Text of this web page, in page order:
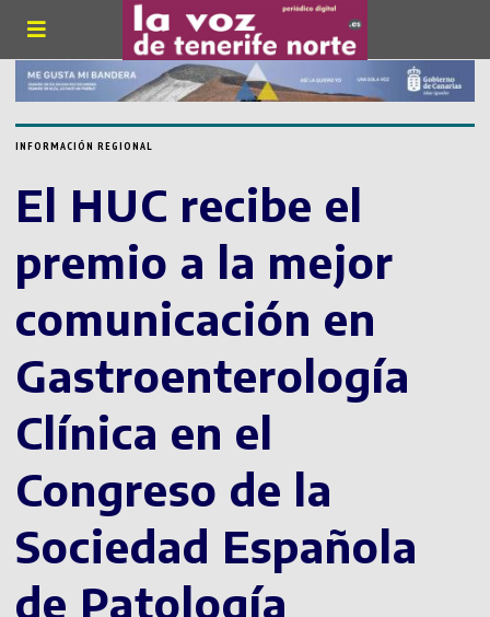
INFORMACIÓN REGIONAL
El HUC recibe el
premio a la mejor
comunicación en
Gastroenterología
Clínica en el
Congreso de la
Sociedad Española
de Patología